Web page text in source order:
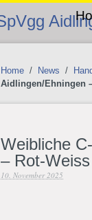
Home / News /
Aidlingen/Ehningen
Weibliche
– Rot-
10. November 2025